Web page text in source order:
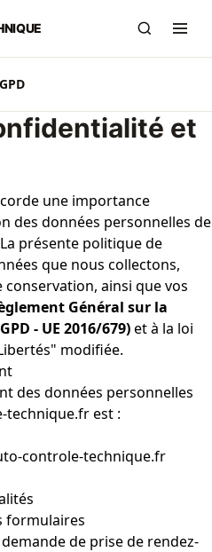
et
une importance
des données personnelles de
présente politique de
que nous collectons,
ainsi que vos
Général sur la
- UE 2016/679)et à la loi
modifiée.
des données personnelles
technique.fr est :
controle-technique.fr
formulaires
de prise de rendez-